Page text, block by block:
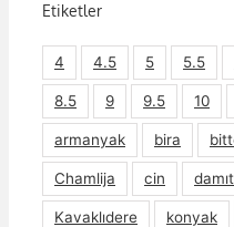
Etiketler
4 4.5 5 5.5
8.5 9 9.5 10
armanyak bira
Chamlija cin
Kavaklıdere konyak